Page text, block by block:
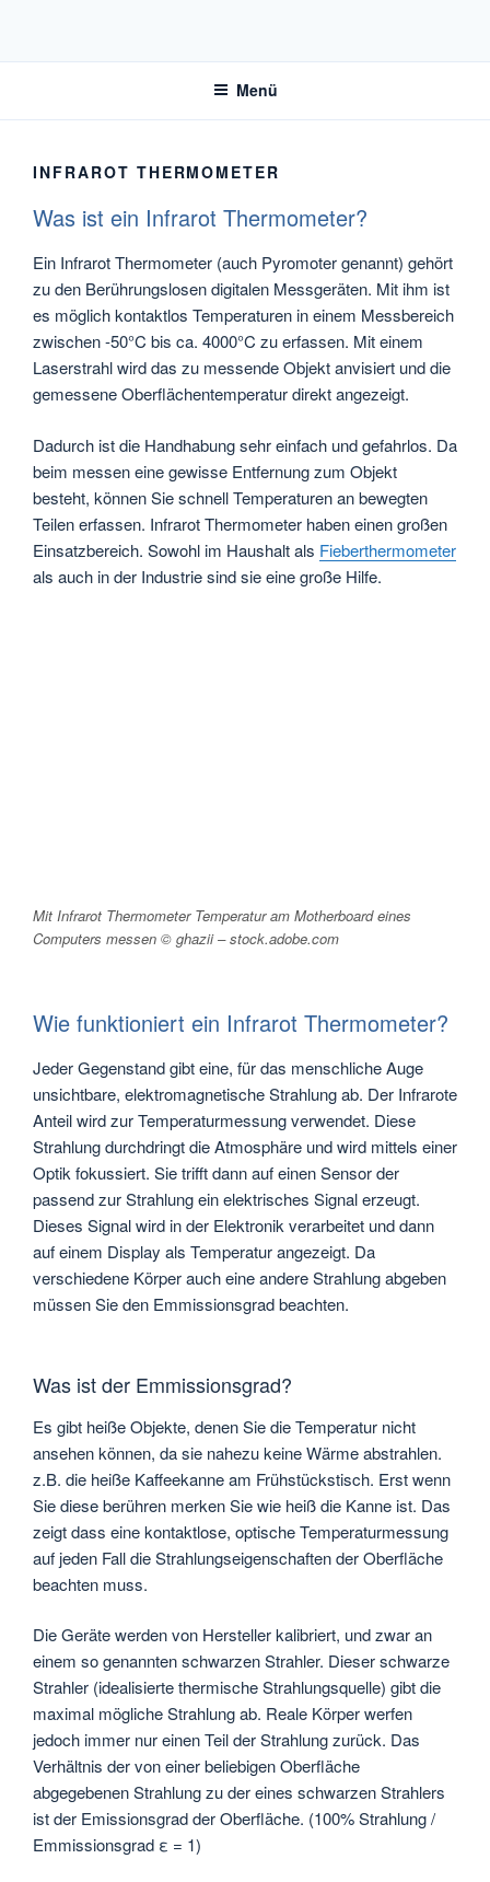
springenTHERMOMETER-CHECK
Menü
INFRAROT THERMOMETER
Was ist ein Infrarot Thermometer?
Ein Infrarot Thermometer (auch Pyromoter genannt) gehört
zu den Berührungslosen digitalen Messgeräten. Mit ihm ist
es möglich kontaktlos Temperaturen in einem Messbereich
zwischen -50°C bis ca. 4000°C zu erfassen. Mit einem
Laserstrahl wird das zu messende Objekt anvisiert und die
gemessene Oberflächentemperatur direkt angezeigt.
Dadurch ist die Handhabung sehr einfach und gefahrlos. Da
beim messen eine gewisse Entfernung zum Objekt
besteht, können Sie schnell Temperaturen an bewegten
Teilen erfassen. Infrarot Thermometer haben einen großen
Einsatzbereich. Sowohl im Haushalt als Fieberthermometer
als auch in der Industrie sind sie eine große Hilfe.
Mit Infrarot Thermometer Temperatur am Motherboard eines
Computers messen © ghazii – stock.adobe.com
Wie funktioniert ein Infrarot Thermometer?
Jeder Gegenstand gibt eine, für das menschliche Auge
unsichtbare, elektromagnetische Strahlung ab. Der Infrarote
Anteil wird zur Temperaturmessung verwendet. Diese
Strahlung durchdringt die Atmosphäre und wird mittels einer
Optik fokussiert. Sie trifft dann auf einen Sensor der
passend zur Strahlung ein elektrisches Signal erzeugt.
Dieses Signal wird in der Elektronik verarbeitet und dann
auf einem Display als Temperatur angezeigt. Da
verschiedene Körper auch eine andere Strahlung abgeben
müssen Sie den Emmissionsgrad beachten.
Was ist der Emmissionsgrad?
Es gibt heiße Objekte, denen Sie die Temperatur nicht
ansehen können, da sie nahezu keine Wärme abstrahlen.
z.B. die heiße Kaffeekanne am Frühstückstisch. Erst wenn
Sie diese berühren merken Sie wie heiß die Kanne ist. Das
zeigt dass eine kontaktlose, optische Temperaturmessung
auf jeden Fall die Strahlungseigenschaften der Oberfläche
beachten muss.
Die Geräte werden von Hersteller kalibriert, und zwar an
einem so genannten schwarzen Strahler. Dieser schwarze
Strahler (idealisierte thermische Strahlungsquelle) gibt die
maximal mögliche Strahlung ab. Reale Körper werfen
jedoch immer nur einen Teil der Strahlung zurück. Das
Verhältnis der von einer beliebigen Oberfläche
abgegebenen Strahlung zu der eines schwarzen Strahlers
ist der Emissionsgrad der Oberfläche. (100% Strahlung /
Emmissionsgrad ε = 1)